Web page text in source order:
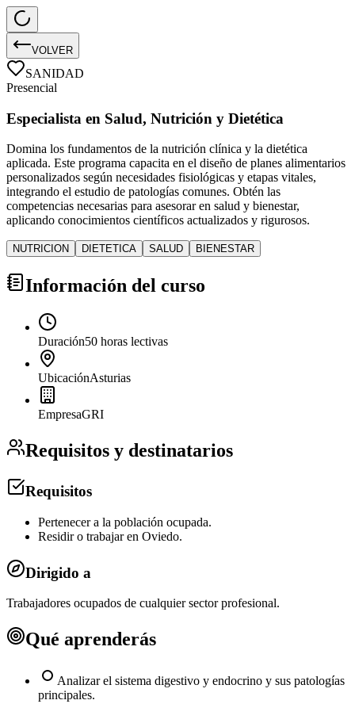
VOLVER
SANIDAD
Presencial
Especialista en Salud, Nutrición y Dietética
Domina los fundamentos de la nutrición clínica y la dietética
aplicada. Este programa capacita en el diseño de planes alimentarios
personalizados según necesidades fisiológicas y etapas vitales,
integrando el estudio de patologías comunes. Obtén las
competencias necesarias para asesorar en salud y bienestar,
aplicando conocimientos científicos actualizados y rigurosos.
NUTRICION DIETETICA SALUD BIENESTAR
Información del curso
Duración50 horas lectivas
UbicaciónAsturias
EmpresaGRI
Requisitos y destinatarios
Requisitos
Pertenecer a la población ocupada.
Residir o trabajar en Oviedo.
Dirigido a
Trabajadores ocupados de cualquier sector profesional.
Qué aprenderás
Analizar el sistema digestivo y endocrino y sus patologías
principales.